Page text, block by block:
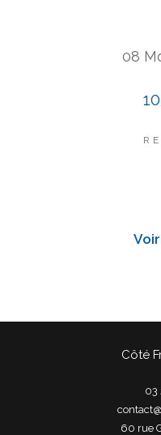
08
Côté
03
60 rue